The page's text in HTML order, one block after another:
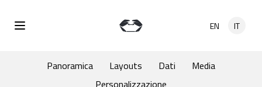
Open Menu
EN IT
Panoramica Layouts Dati
Media
Personalizzazione